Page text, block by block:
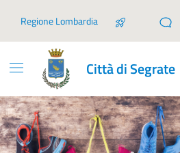
Regione Lombardia
Città di Segrate